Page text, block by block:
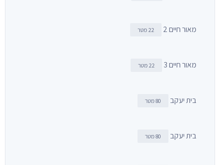
מאור חיים 2 22 מטר
מאור חיים 3 22 מטר
בית יעקב 80 מטר
בית יעקב 80 מטר